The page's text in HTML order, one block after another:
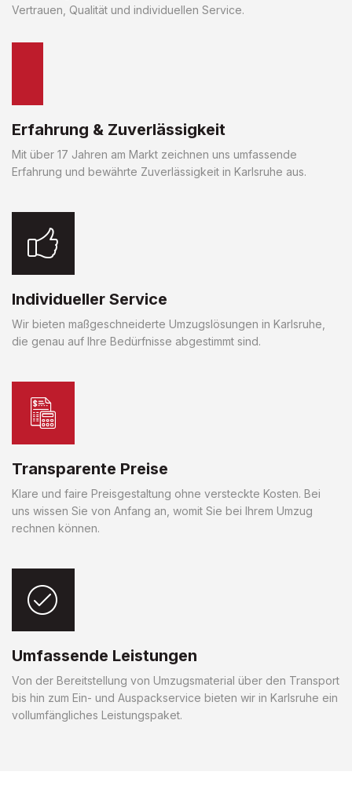
Vertrauen, Qualität und individuellen Service.
Erfahrung & Zuverlässigkeit
Mit über 17 Jahren am Markt zeichnen uns umfassende
Erfahrung und bewährte Zuverlässigkeit in Karlsruhe aus.
Individueller Service
Wir bieten maßgeschneiderte Umzugslösungen in Karlsruhe,
die genau auf Ihre Bedürfnisse abgestimmt sind.
Transparente Preise
Klare und faire Preisgestaltung ohne versteckte Kosten. Bei
uns wissen Sie von Anfang an, womit Sie bei Ihrem Umzug
rechnen können.
Umfassende Leistungen
Von der Bereitstellung von Umzugsmaterial über den Transport
bis hin zum Ein- und Auspackservice bieten wir in Karlsruhe ein
vollumfängliches Leistungspaket.